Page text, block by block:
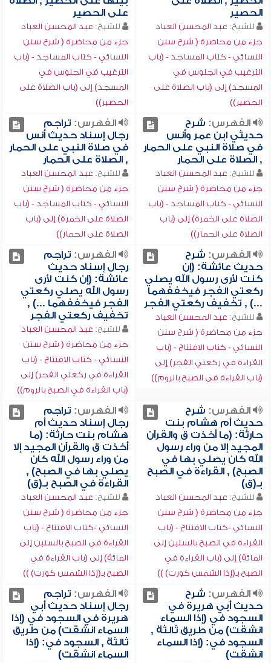
الحصير
للشيخ: عبد المحسن العباد
جزء من محاضرة ( شرح سنن
النسائي - كتاب المساجد - (باب
الترغيب في الجلوس في
المسجد) إلى (باب الصلاة على
الحصير))
على الحصير
للشيخ: عبد المحسن العباد
جزء من محاضرة ( شرح سنن
النسائي - كتاب المساجد - (باب
الترغيب في الجلوس في
المسجد) إلى (باب الصلاة على
الحصير))
الفهرس: شرح
حديثي ابن عمر وأنس
في صلاة النبي على الحمار
, الصلاة على الحمار
للشيخ: عبد المحسن العباد
جزء من محاضرة ( شرح سنن
النسائي - كتاب المساجد - (باب
الصلاة على الخمرة) إلى (باب
الصلاة على الحمار))
الفهرس: تراجم
رجال إسناد حديث أنس
في صلاة النبي على الحمار
, الصلاة على الحمار
للشيخ: عبد المحسن العباد
جزء من محاضرة ( شرح سنن
النسائي - كتاب المساجد - (باب
الصلاة على الخمرة) إلى (باب
الصلاة على الحمار))
الفهرس: شرح
حديث عائشة: (إن
كنت لأرى رسول الله يصلي
ركعتي الفجر فيخففهما
...) , تخفيف ركعتي الفجر
للشيخ: عبد المحسن العباد
جزء من محاضرة ( شرح سنن
النسائي - كتاب الافتتاح - (باب
القراءة في ركعتي الفجر) إلى
(باب القراءة في الصبح بالروم))
الفهرس: تراجم
رجال إسناد حديث
عائشة: (إن كنت لأرى
رسول الله يصلي ركعتي
الفجر فيخففهما ...) ,
تخفيف ركعتي الفجر
للشيخ: عبد المحسن العباد
جزء من محاضرة ( شرح سنن
النسائي - كتاب الافتتاح - (باب
القراءة في ركعتي الفجر) إلى
(باب القراءة في الصبح بالروم))
الفهرس: شرح
حديث أم هشام بنت
حارثة: (ما أخذت ق والقرآن
المجيد إلا من وراء رسول
الله كان يصلي بها في
الصبح) , القراءة في الصبح
بـ(ق)
للشيخ: عبد المحسن العباد
جزء من محاضرة ( شرح سنن
النسائي -كتاب الافتتاح - (باب
القراءة في الصبح بالستين إلى
المائة) إلى (باب القراءة في
الصبح بـ(إذا الشمس كورت) ))
الفهرس: تراجم
رجال إسناد حديث أم
هشام بنت حارثة: (ما
أخذت ق والقرآن المجيد إلا
من وراء رسول الله كان
يصلي بها في الصبح) ,
القراءة في الصبح بـ(ق)
للشيخ: عبد المحسن العباد
جزء من محاضرة ( شرح سنن
النسائي -كتاب الافتتاح - (باب
القراءة في الصبح بالستين إلى
المائة) إلى (باب القراءة في
الصبح بـ(إذا الشمس كورت) ))
الفهرس: شرح
حديث أبي هريرة في
السجود في (إذا السماء
انشقت) من طريق ثالثة ,
السجود في: (إذا السماء
انشقت)
الفهرس: تراجم
رجال إسناد حديث أبي
هريرة في السجود في (إذا
السماء انشقت) من طريق
ثالثة , السجود في: (إذا
السماء انشقت)